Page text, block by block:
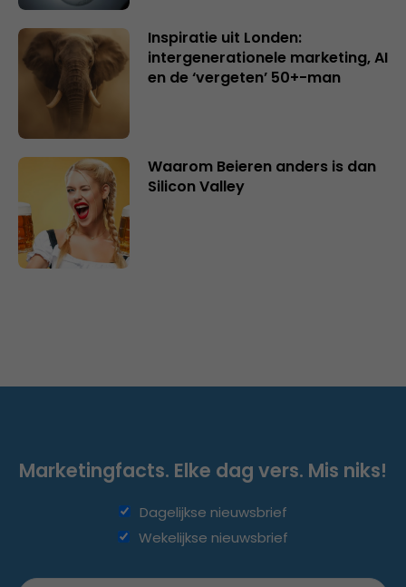
Inspiratie uit Londen:
intergenerationele marketing, AI
en de ‘vergeten’ 50+-man
Waarom Beieren anders is dan
Silicon Valley
Marketingfacts. Elke dag vers. Mis niks!
Dagelijkse nieuwsbrief
Wekelijkse nieuwsbrief